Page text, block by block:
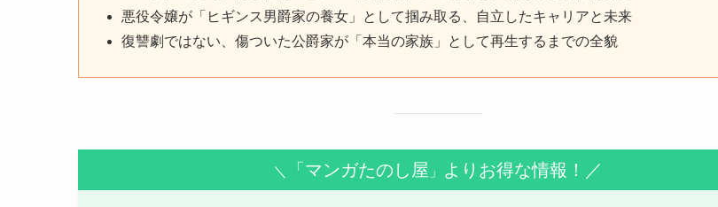
悪役令嬢が「ヒギンス男爵家の養女」として掴み取る、自立したキャリアと未来
復讐劇ではない、傷ついた公爵家が「本当の家族」として再生するまでの全貌
＼ 「マンガたのし屋 」 よりお得な情報！／